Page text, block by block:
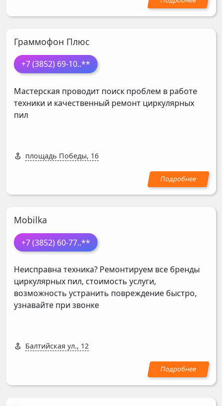
Граммофон Плюс
+7 (3852) 69-10..**
Мастерская проводит поиск проблем в работе
техники и качественный ремонт циркулярных
пил
площадь Победы, 16
Mobilka
+7 (3852) 60-77..**
Неисправна техника? Ремонтируем все бренды
циркулярных пил, стоимость услуги,
возможность устранить повреждение быстро,
узнавайте при звонке
Балтийская ул., 12